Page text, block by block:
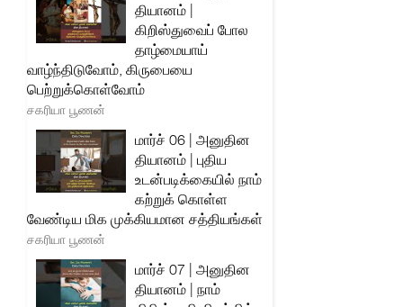
தியானம் |
கிறிஸ்துவைப் போல
தாழ்மையாய்
வாழ்ந்திடுவோம், கிருபையை
பெற்றுக்கொள்வோம்
சகரியா பூணன்
மார்ச் 06 | அனுதின
தியானம் | புதிய
உடன்படிக்கையில் நாம்
கற்றுக் கொள்ள
வேண்டிய மிக முக்கியமான சத்தியங்கள்
சகரியா பூணன்
மார்ச் 07 | அனுதின
தியானம் | நாம்